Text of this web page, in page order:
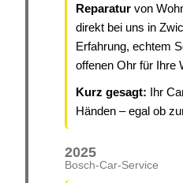
Reparatur von
direkt bei uns in
Erfahrung, echtem
offenen Ohr für Ihre
Kurz gesagt: Ihr
Händen – egal ob
2025
Bosch-Car-Service